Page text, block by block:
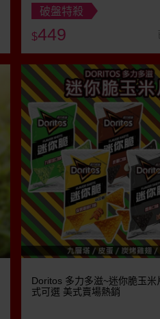
破盤特殺
$449
Doritos 多力多滋~迷你脆玉米
式可選 美式賣場熱銷